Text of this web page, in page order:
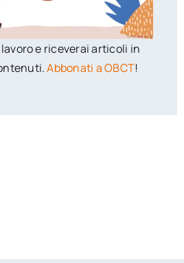
e riceverai articoli in
Abbonati a OBCT!